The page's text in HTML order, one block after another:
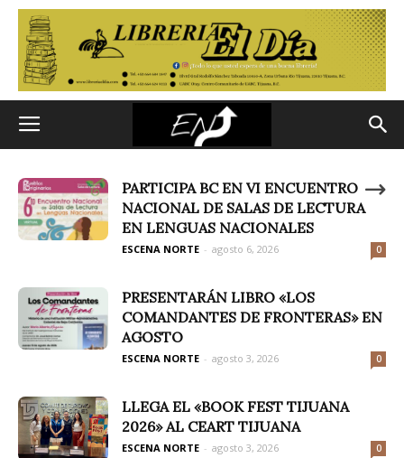
PARTICIPA BC EN VI ENCUENTRO
NACIONAL DE SALAS DE LECTURA
EN LENGUAS NACIONALES
ESCENA NORTE - agosto 6, 2026 0
PRESENTARÁN LIBRO «LOS
COMANDANTES DE FRONTERAS» EN
AGOSTO
ESCENA NORTE - agosto 3, 2026 0
LLEGA EL «BOOK FEST TIJUANA
2026» AL CEART TIJUANA
ESCENA NORTE - agosto 3, 2026 0